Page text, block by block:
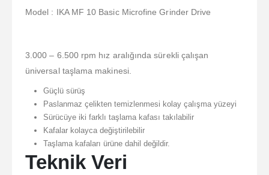
Model : IKA MF 10 Basic Microfine Grinder Drive
3.000 – 6.500 rpm hız aralığında sürekli çalışan
üniversal taşlama makinesi.
Güçlü sürüş
Paslanmaz çelikten temizlenmesi kolay çalışma yüzeyi
Sürücüye iki farklı taşlama kafası takılabilir
Kafalar kolayca değiştirilebilir
Taşlama kafaları ürüne dahil değildir.
Teknik Veri